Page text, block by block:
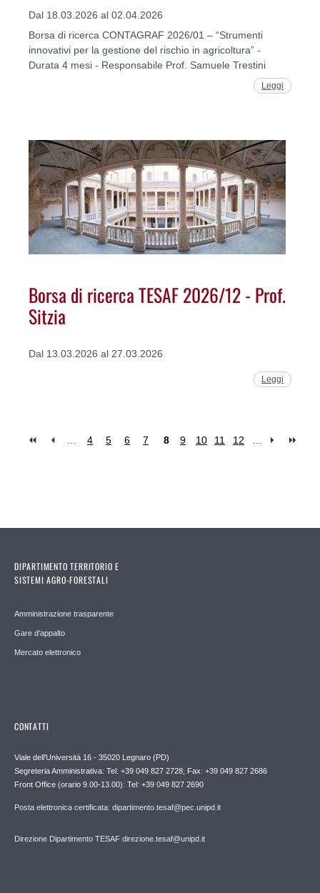
Dal 18.03.2026 al 02.04.2026
Borsa di ricerca CONTAGRAF 2026/01 – “Strumenti
innovativi per la gestione del rischio in agricoltura” -
Durata 4 mesi - Responsabile Prof. Samuele Trestini
Leggi
Borsa di ricerca TESAF 2026/12 - Prof.
Sitzia
Dal 13.03.2026 al 27.03.2026
Leggi
4 5 6 7 8 9 10 11 12
DIPARTIMENTO TERRITORIO E
SISTEMI AGRO-FORESTALI
Amministrazione trasparente
Gare d'appalto
Mercato elettronico
CONTATTI
Viale dell'Università 16 - 35020 Legnaro (PD)
Segreteria Amministrativa: Tel: +39 049 827 2728; Fax: +39 049 827 2686
Front Office (orario 9.00-13.00): Tel: +39 049 827 2690
Posta elettronica certificata: dipartimento.tesaf@pec.unipd.it
Direzione Dipartimento TESAF direzione.tesaf@unipd.it